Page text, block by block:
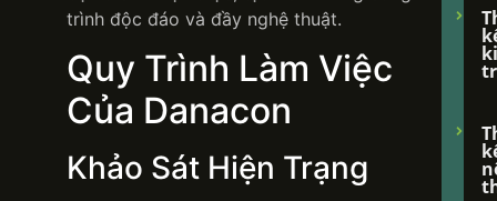
trình độc đáo và đầy nghệ thuật.
Quy Trình Làm Việc
Của Danacon
Khảo Sát Hiện Trạng